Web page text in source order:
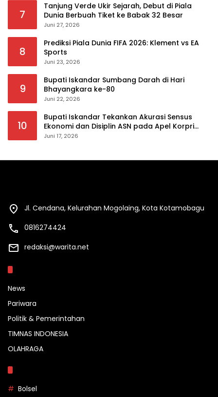
7
Tanjung Verde Ukir Sejarah, Debut di Piala
Dunia Berbuah Tiket ke Babak 32 Besar
Juni 27, 2026
8
Prediksi Piala Dunia FIFA 2026: Klement vs EA
Sports
Juni 23, 2026
9
Bupati Iskandar Sumbang Darah di Hari
Bhayangkara ke-80
Juni 22, 2026
10
Bupati Iskandar Tekankan Akurasi Sensus
Ekonomi dan Disiplin ASN pada Apel Korpri
Pemkab Bolsel
Juni 17, 2026
Jl. Cendana, Kelurahan Mogolaing, Kota Kotamobagu
0816274424
redaksi@warita.net
News
Pariwara
Politik & Pemerintahan
TIMNAS INDONESIA
OLAHRAGA
Bolsel